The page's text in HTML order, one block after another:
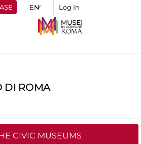
Log In
DI ROMA
CIVIC MUSEUMS